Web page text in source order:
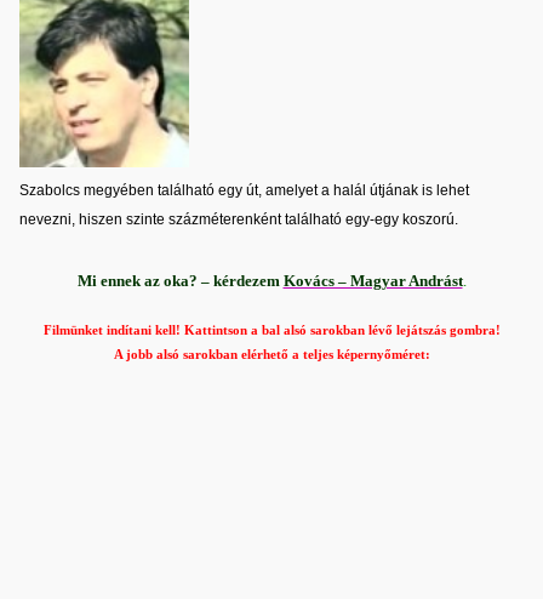
Szabolcs megyében található egy út, amelyet a halál útjának is lehet
nevezni, hiszen szinte százméterenként található egy-egy koszorú.
Mi ennek az oka? – kérdezem Kovács – Magyar Andrást.
Filmünket indítani kell! Kattintson a bal alsó sarokban lévő lejátszás gombra!
A jobb alsó sarokban elérhető a teljes képernyőméret: